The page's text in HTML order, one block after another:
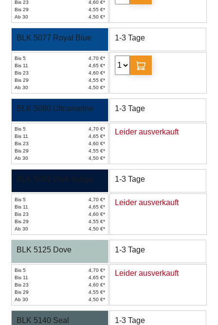
Bis 23
4,60 €*
Bis 29
4,55 €*
Ab 30
4,50 €*
BLK 5077 Royal Blue 1-3 Tage
Bis 5
4,70 €*
Bis 11
4,65 €*
Bis 23
4,60 €*
Bis 29
4,55 €*
Ab 30
4,50 €*
BLK 5080 Ultramarine 1-3 Tage
Bis 5
4,70 €*
Bis 11
4,65 €*
Bis 23
4,60 €*
Bis 29
4,55 €*
Ab 30
4,50 €*
Leider ausverkauft
BLK 5092 Dark Indigo 1-3 Tage
Bis 5
4,70 €*
Bis 11
4,65 €*
Bis 23
4,60 €*
Bis 29
4,55 €*
Ab 30
4,50 €*
Leider ausverkauft
BLK 5125 Dove 1-3 Tage
Bis 5
4,70 €*
Bis 11
4,65 €*
Bis 23
4,60 €*
Bis 29
4,55 €*
Ab 30
4,50 €*
Leider ausverkauft
BLK 5140 Seal 1-3 Tage